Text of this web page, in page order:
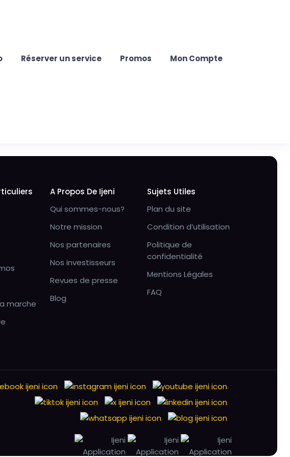
Réserver un service Promos Mon Compte
marche
A Propos De Ijeni
Qui sommes-nous?
Notre mission
Nos partenaires
Nos investisseurs
Revues de presse
Blog
Sujets Utiles
Plan du site
Condition d’utilisation
Politique de
confidentialité
Mentions Légales
FAQ